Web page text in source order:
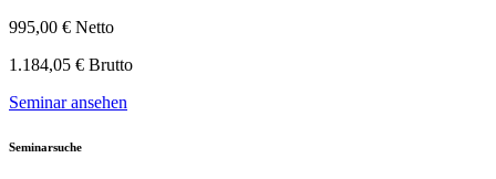
995,00 € Netto
1.184,05 € Brutto
Seminar ansehen
Seminarsuche